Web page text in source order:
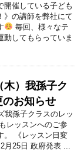
開催している子ども
》の講師を弊社にて
毎回、様々なテ
動してもらっていま
木）我孫子ク
のお知らせ
我孫子クラスのレッ
レッスンへのご参
。 《レッスン日変
25日 政府発表 ...